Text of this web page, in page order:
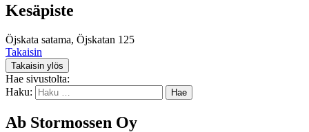
Kesäpiste
Öjskata satama, Öjskatan 125
Takaisin
Takaisin ylös
Hae sivustolta:
Haku:
Ab Stormossen Oy